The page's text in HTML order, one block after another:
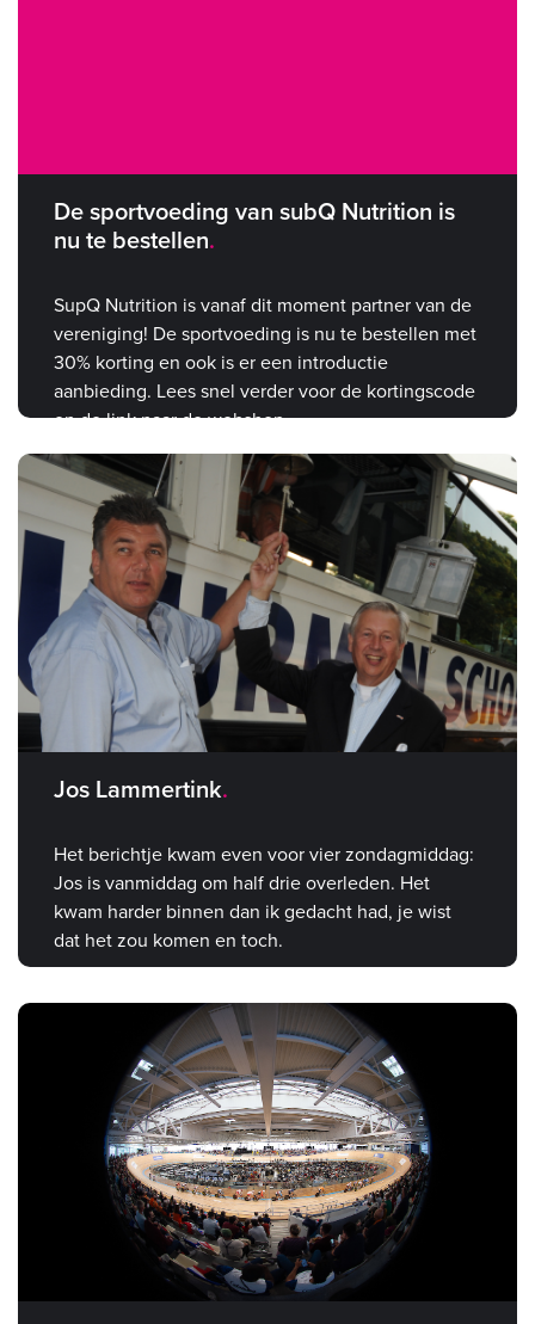
De sportvoeding van subQ Nutrition is
nu te bestellen
SupQ Nutrition is vanaf dit moment partner van de
vereniging! De sportvoeding is nu te bestellen met
30% korting en ook is er een introductie
aanbieding. Lees snel verder voor de kortingscode
en de link naar de webshop.
Jos Lammertink
Het berichtje kwam even voor vier zondagmiddag:
Jos is vanmiddag om half drie overleden. Het
kwam harder binnen dan ik gedacht had, je wist
dat het zou komen en toch.